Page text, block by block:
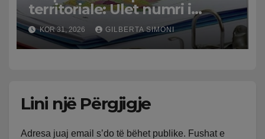
territoriale: Ulet numri i
bashkive nga 61 në 46
KOR 31, 2026 GILBERTA SIMONI
Lini një Përgjigje
Adresa juaj email s’do të bëhet publike. Fushat e